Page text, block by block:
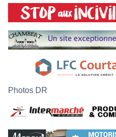
Photos DR